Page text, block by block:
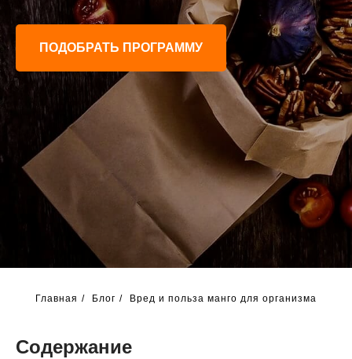
ПОДОБРАТЬ ПРОГРАММУ
Главная / Блог / Вред и польза манго для организма
Содержание